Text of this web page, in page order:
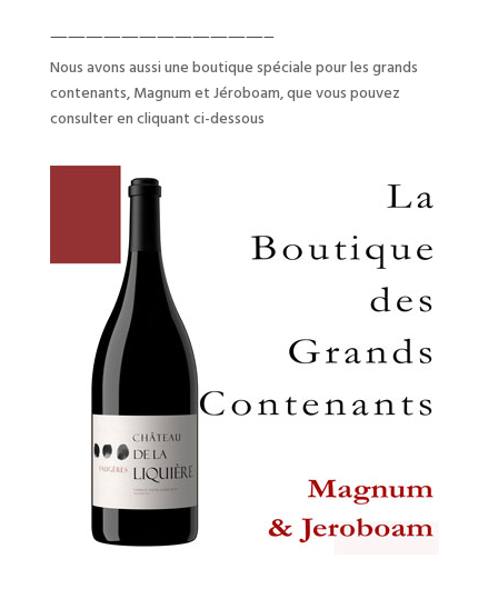
————————————–
Nous avons aussi une boutique spéciale pour les grands
contenants, Magnum et Jéroboam, que vous pouvez
consulter en cliquant ci-dessous